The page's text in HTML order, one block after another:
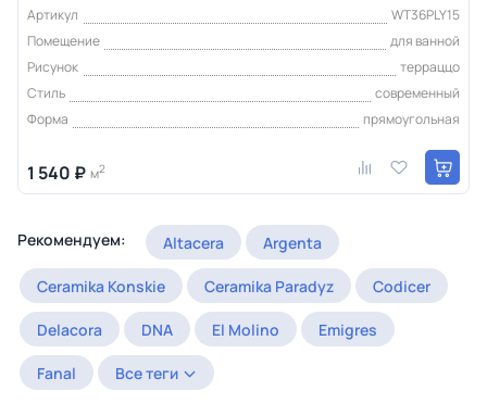
Артикул
WT36PLY15
Помещение
для ванной
Рисунок
терраццо
Стиль
современный
Форма
прямоугольная
1 540 ₽ м2
Рекомендуем: Altacera Argenta
Ceramika Konskie Ceramika Paradyz Codicer
Delacora DNA El Molino Emigres
Fanal Все теги